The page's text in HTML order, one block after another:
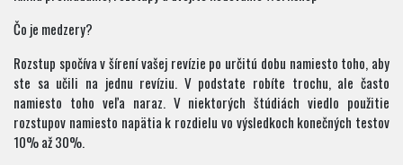
Čo je medzery?
Rozstup spočíva v šírení vašej revízie po určitú dobu namiesto toho, aby
ste sa učili na jednu revíziu. V podstate robíte trochu, ale často
namiesto toho veľa naraz. V niektorých štúdiách viedlo použitie
rozstupov namiesto napätia k rozdielu vo výsledkoch konečných testov
10% až 30%.